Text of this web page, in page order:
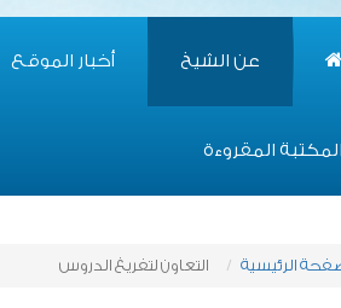
عن الشيخ أخبار الموقع
المكتبة المقروءة
الرئيسية التعاون لتفريغ الدروس